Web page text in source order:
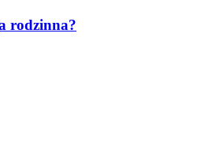
rodzinna?